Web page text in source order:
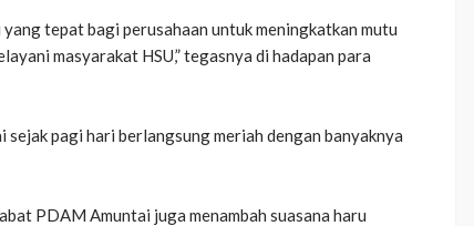
tepat bagi perusahaan untuk meningkatkan mutu
masyarakat HSU,” tegasnya di hadapan para
pagi hari berlangsung meriah dengan banyaknya
PDAM Amuntai juga menambah suasana haru